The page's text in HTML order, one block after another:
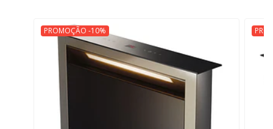
PROMOÇÃO -10%